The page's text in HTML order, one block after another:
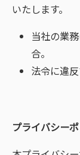
いたします。
当社の業
合。
法令に違
プライバシー